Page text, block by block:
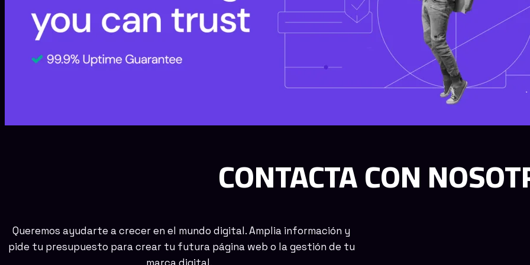
CONTACTA CON
Queremos ayudarte a crecer en el mundo digital. Amplia información y
pide tu presupuesto para crear tu futura página web o la gestión de tu